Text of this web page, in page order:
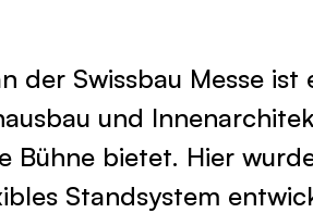
der Swissbau Messe
und
Bühne bietet. Hier
Standsystem